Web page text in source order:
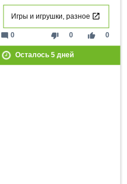
Игры и игрушки, разное
thumb_down 0 thumb_up 0
mode_comment 0
Осталось 5дней